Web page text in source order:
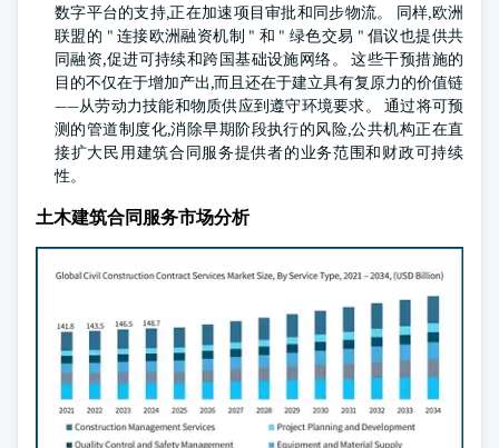
数字平台的支持,正在加速项目审批和同步物流。 同样,欧洲
联盟的 " 连接欧洲融资机制 " 和 " 绿色交易 " 倡议也提供共
同融资,促进可持续和跨国基础设施网络。 这些干预措施的
目的不仅在于增加产出,而且还在于建立具有复原力的价值链
——从劳动力技能和物质供应到遵守环境要求。 通过将可预
测的管道制度化,消除早期阶段执行的风险,公共机构正在直
接扩大民用建筑合同服务提供者的业务范围和财政可持续
性。
土木建筑合同服务市场分析